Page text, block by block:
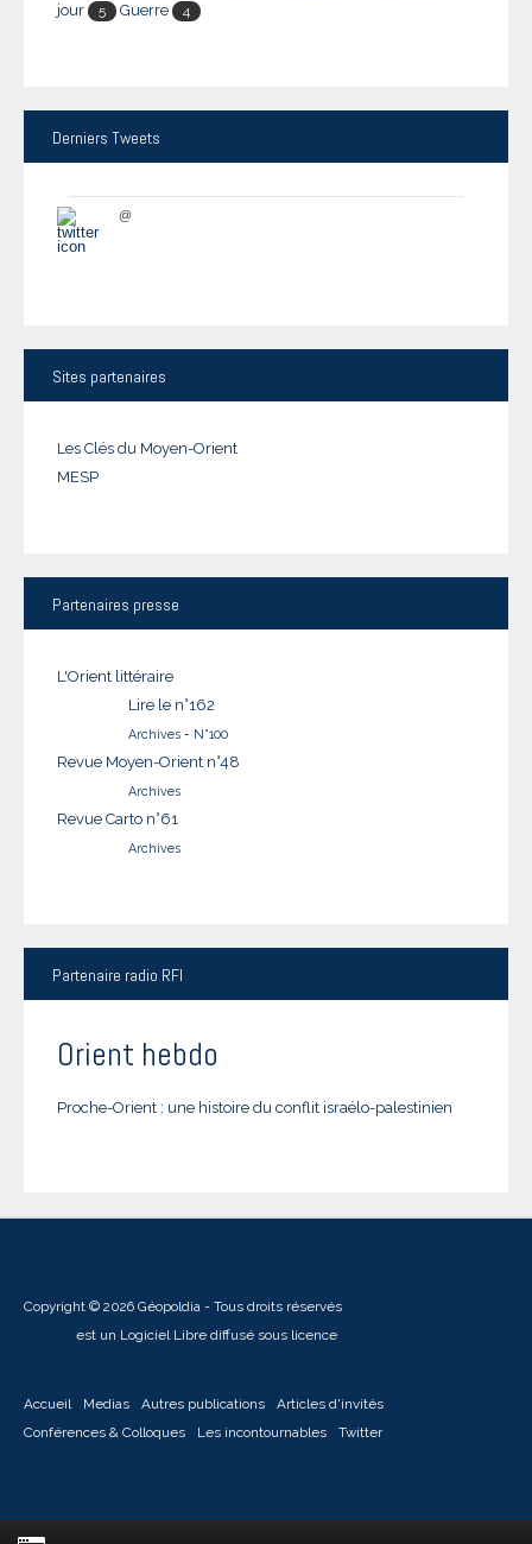
jour
5 Guerre 4
Derniers Tweets
@
Sites partenaires
Les Clés du Moyen-Orient
MESP
Partenaires presse
L'Orient littéraire
Lire le n°162
Archives - N°100
Revue Moyen-Orient n°48
Archives
Revue Carto n°61
Archives
Partenaire radio RFI
Orient hebdo
Proche-Orient : une histoire du conflit israélo-palestinien
Copyright © 2026 Géopoldia - Tous droits réservés
est un Logiciel Libre diffusé sous licence
Accueil Medias Autres publications
Articles d'invités
Conférences & Colloques
Les incontournables Twitter